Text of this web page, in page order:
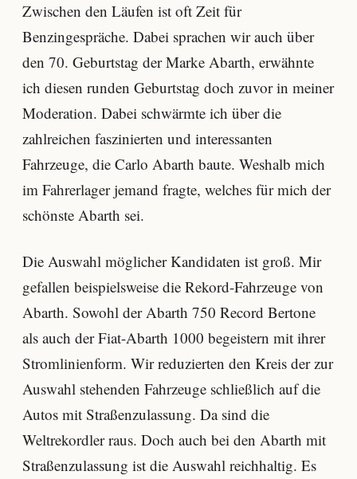
Zwischen den Läufen ist oft Zeit für
Benzingespräche. Dabei sprachen wir auch über
den 70. Geburtstag der Marke Abarth, erwähnte
ich diesen runden Geburtstag doch zuvor in meiner
Moderation. Dabei schwärmte ich über die
zahlreichen faszinierten und interessanten
Fahrzeuge, die Carlo Abarth baute. Weshalb mich
im Fahrerlager jemand fragte, welches für mich der
schönste Abarth sei.
Die Auswahl möglicher Kandidaten ist groß. Mir
gefallen beispielsweise die Rekord-Fahrzeuge von
Abarth. Sowohl der Abarth 750 Record Bertone
als auch der Fiat-Abarth 1000 begeistern mit ihrer
Stromlinienform. Wir reduzierten den Kreis der zur
Auswahl stehenden Fahrzeuge schließlich auf die
Autos mit Straßenzulassung. Da sind die
Weltrekordler raus. Doch auch bei den Abarth mit
Straßenzulassung ist die Auswahl reichhaltig. Es